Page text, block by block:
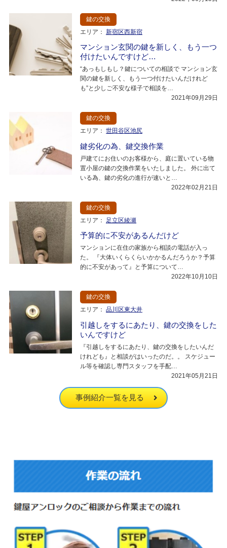
鍵の交換
エリア： 新宿区西新宿
マンション玄関の鍵を新しく、もう一つ
付けたいんですけど…
“あっもしもし？鍵についての相談で マンション玄
関の鍵を新しく、もう一つ付けたいんだけれど
も”と少しご不安な様子で相談を…
2021年09月29日
鍵の交換
エリア： 世田谷区池尻
鍵劣化の為、鍵交換作業
戸建てにお住いのお客様から、庭に置いている物
置小屋の鍵の交換作業をいたしました。 外に出て
いる為、鍵の劣化の進行が速いと…
2022年02月21日
鍵の交換
エリア：
足立区綾瀬
予算的に不安があるんだけど
マンションに在住の家族から相談の電話が入っ
た。 『大体いくらくらいかかるんだろうか？予算
的に不安があって』と予算について…
2022年10月10日
鍵の交換
エリア： 品川区東大井
引越しをするにあたり、鍵の交換をした
いんですけど
『引越しをするにあたり、鍵の交換をしたいんだ
けれども』と相談がはいったのだ。。 スケジュー
ル等を確認し専門スタッフを手配…
2021年05月21日
事例紹介一覧を見る